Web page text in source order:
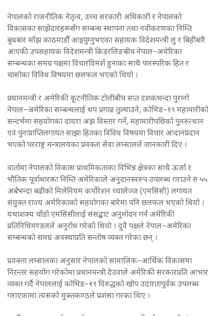
नेपालको राजनीतिक नेतृत्व, उच्च सरकारी अधिकारी र नेपालको
विकासका साझेदारहरूसँग सम्बन्ध स्थापना तथा नवीकरणका निम्ति
बुधबार साँझ काठमाडौँ आइपुग्नुभएका सहायक विदेशमन्त्री लु र बिहीबारै
आएकी उपसहायक विदेशमन्त्री किडरलिङबीच नेपाल–अमेरिका
सम्बन्धका समग्र पक्षमा विचारविमर्श हुनाका साथै पारस्परिक हित र
चासोका विविध विषयमा छलफल भएको थियो ।
प्रधानमन्त्री र अमेरिकी कूटनीतिक टोलीबीच सात दशकभन्दा पुरानो
नेपाल–अमेरिका सम्बन्धलाई थप प्रगाढ तुल्याउने, कोभिड–१९ महामारीको
सन्दर्भमा सहयोगका दायरा अझ विस्तार गर्ने, महामारीपछिको पुनरुत्थान
एवं पुनःप्राप्तिलगायत साझा हितका विविध विषयमा विचार आदानप्रदान
भएको परराष्ट्र मन्त्रालयका प्रवक्ता सेवा लम्सालले जानकारी दिए ।
वार्तामा नेपालको विकास प्राथमिकताका विभिन्न क्षेत्रका साथै ऊर्जा र
भौतिक पूर्वाधारका निम्ति अमेरिकाले अनुदानस्वरुप उपलब्ध गराउने रु ५५
अर्बभन्दा बढीको मिलेनियम कर्पोरेशन च्यालेञ्ज (एमसिसी) लगायत
संयुक्त राज्य अमेरिकाको सहयोगका बारेमा पनि छलफल भएको थियो ।
यथाशक्य चाँडो एमसिसीलाई संसद्बाट अनुमोदन गर्न अमेरिकी
प्रतिनिधिमण्डलले अनुरोध गरेको थियो । दुवै पक्षले नेपाल–अमेरिका
सम्बन्धको समग्र अवस्थाप्रति सन्तोष व्यक्त गरेका छन् ।
प्रवक्ता लम्सालका अनुसार नेपालको सामाजिक–आर्थिक विकासमा
निरन्तर सहयोग गरेकोमा प्रधानमन्त्री देउवाले अमेरिकी सरकारप्रति आभार
व्यक्त गर्दै नेपाललाई कोभिड–१९ विरुद्धको खोप उदारतापूर्वक उपलब्ध
गराएकामा त्यसको मुक्तकण्ठले प्रशंसा गरका थिए ।